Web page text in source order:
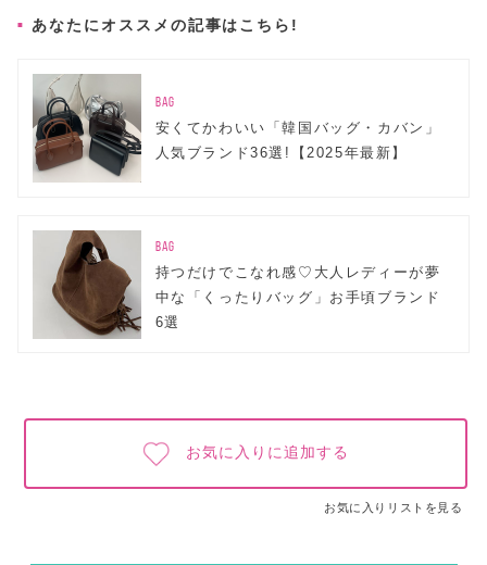
あなたにオススメの記事はこちら!
BAG
安くてかわいい「韓国バッグ・カバン」
人気ブランド36選!【2025年最新】
BAG
持つだけでこなれ感♡大人レディーが夢
中な「くったりバッグ」お手頃ブランド
6選
お気に入りに追加する
お気に入りリストを見る